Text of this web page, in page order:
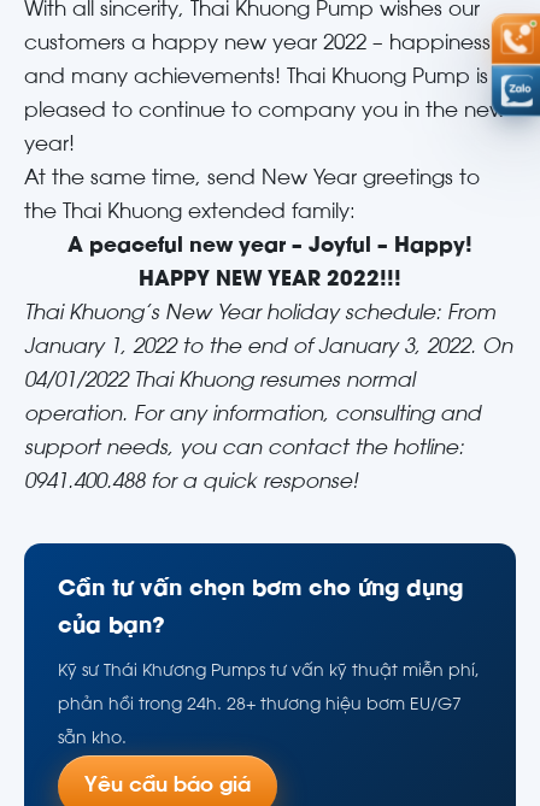
With all sincerity, Thai Khuong Pump wishes our
customers a happy new year 2022 – happiness
and many achievements! Thai Khuong Pump is
pleased to continue to company you in the new
year!
At the same time, send New Year greetings to
the Thai Khuong extended family:
A peaceful new year – Joyful – Happy!
HAPPY NEW YEAR 2022!!!
Thai Khuong’s New Year holiday schedule: From
January 1, 2022 to the end of January 3, 2022. On
04/01/2022 Thai Khuong resumes normal
operation. For any information, consulting and
support needs, you can contact the hotline:
0941.400.488 for a quick response!
Cần tư vấn chọn bơm cho ứng dụng
của bạn?
Kỹ sư Thái Khương Pumps tư vấn kỹ thuật miễn phí,
phản hồi trong 24h. 28+ thương hiệu bơm EU/G7
sẵn kho.
Yêu cầu báo giá